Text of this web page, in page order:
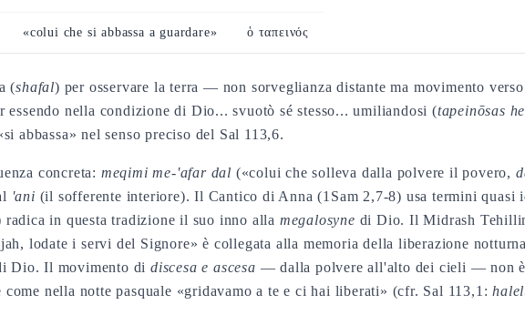
«colui che si abbassa a guardare» ὁ ταπεινός
(shafal) per osservare la terra — non sorveglianza distante ma movimento
nella condizione di Dio... svuotò sé stesso... umiliandosi (tapeinōsas
abbassa» nel senso preciso del Sal 113,6.
concreta: meqimi me-'afar dal («colui che solleva dalla polvere il povero,
'ani (il sofferente interiore). Il Cantico di Anna (1Sam 2,7-8) usa termini
in questa tradizione il suo inno alla megalosyne di Dio. Il Midrash
lodate i servi del Signore» è collegata alla memoria della liberazione
Dio. Il movimento di discesa e ascesa — dalla polvere all'alto dei cieli — non è
come nella notte pasquale «gridavamo a te e ci hai liberati» (cfr. Sal 113,1: